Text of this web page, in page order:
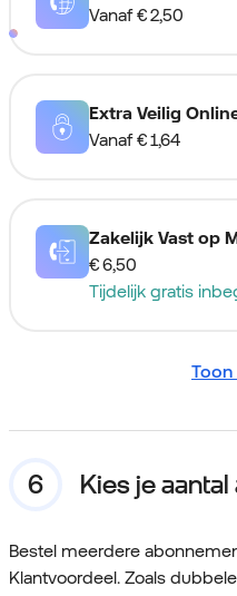
Vanaf € 2,50
Extra Veilig
Vanaf € 1,64
Zakelijk Vast op
€ 6,50
Tijdelijk gratis
Kies je
Bestel meerdere
Klantvoordeel. Zoals